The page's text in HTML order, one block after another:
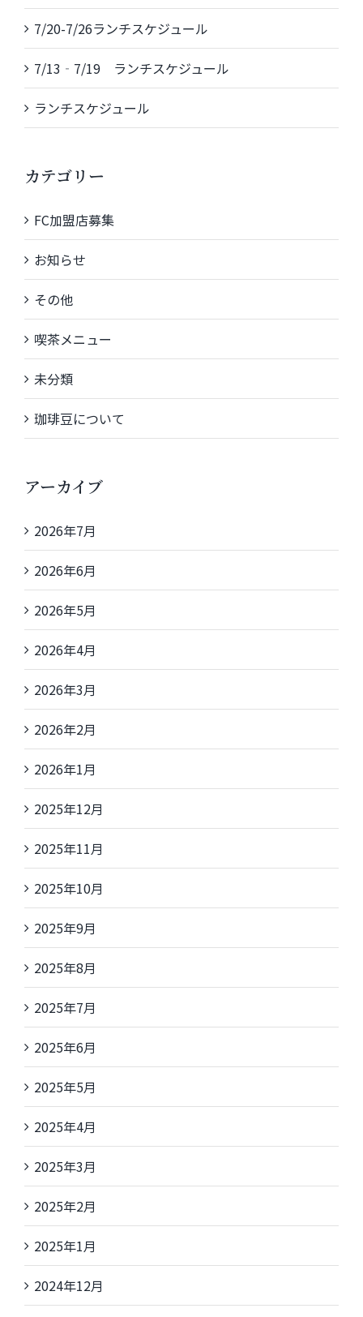
7/20-7/26ランチスケジュール
7/13‐7/19 ランチスケジュール
ランチスケジュール
カテゴリー
FC加盟店募集
お知らせ
その他
喫茶メニュー
未分類
珈琲豆について
アーカイブ
2026年7月
2026年6月
2026年5月
2026年4月
2026年3月
2026年2月
2026年1月
2025年12月
2025年11月
2025年10月
2025年9月
2025年8月
2025年7月
2025年6月
2025年5月
2025年4月
2025年3月
2025年2月
2025年1月
2024年12月